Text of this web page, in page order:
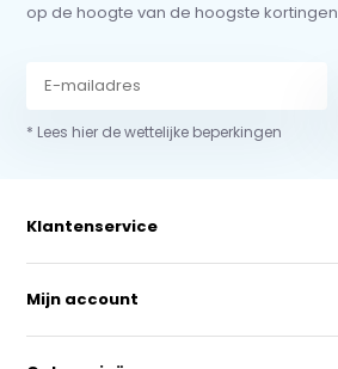
op de hoogte van de hoogste kortingen
* Lees hier de wettelijke beperkingen
Klantenservice
Mijn account